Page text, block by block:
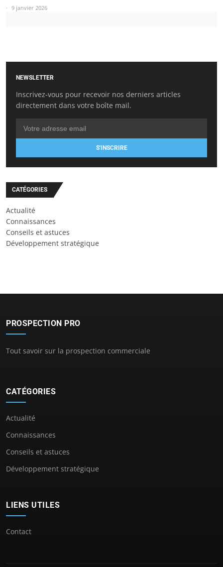
9 janvier 2026
NEWSLETTER
Inscrivez-vous pour recevoir nos derniers articles
directement dans votre boîte mail.
S'INSCRIRE
CATÉGORIES
Actualité
Connaissances
Conseils et astuces
Développement stratégique
PROSPECTION PRO
Tout savoir sur la prospection commerciale
CATÉGORIES
Actualité
Connaissances
Conseils et astuces
Développement stratégique
LIENS UTILES
Contact